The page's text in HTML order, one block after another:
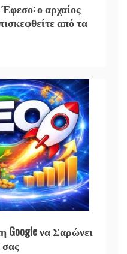
Έφεσο: ο αρχαίος
από τα
Google να Σαρώνει
σας